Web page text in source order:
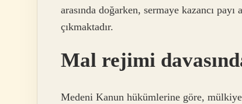
arasında doğarken, sermaye kazancı
çıkmaktadır.
Mal rejimi
Medeni Kanun hükümlerine göre,